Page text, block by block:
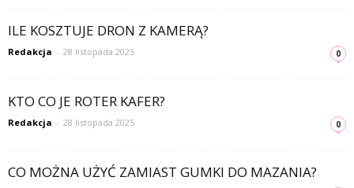
ILE KOSZTUJE DRON Z KAMERĄ?
Redakcja - 28 listopada 2025 0
KTO CO JE ROTER KAFER?
Redakcja - 28 listopada 2025 0
CO MOŻNA UŻYĆ ZAMIAST GUMKI DO MAZANIA?